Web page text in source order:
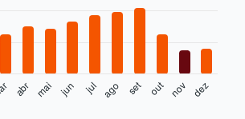
abr mai jun jul ago set out nov dez